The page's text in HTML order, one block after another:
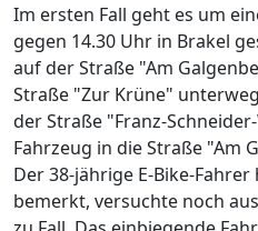
Im ersten Fall geht es um
gegen 14.30 Uhr in Brakel
auf der Straße "Am
Straße "Zur Krüne"
der Straße "Franz-
Fahrzeug in die Straße "Am
Der 38-jährige E-Bike-
bemerkt, versuchte noch